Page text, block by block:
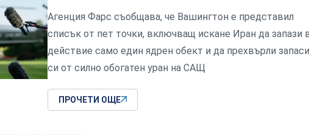
Агенция Фарс съобщава, че Вашингтон е представил
списък от пет точки, включващ искане Иран да запази
действие само един ядрен обект и да прехвърли
си от силно обогатен уран на САЩ
ПРОЧЕТИ ОЩЕ